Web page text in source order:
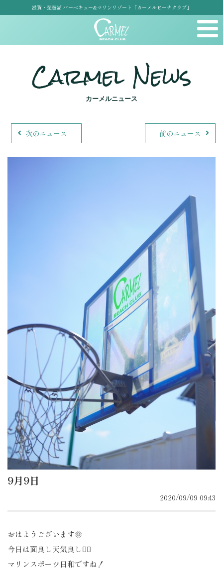
滋賀・琵琶湖 バーベキュー&マリンリゾート「カーメルビーチクラブ」
Carmel News
カーメルニュース
次のニュース 前のニュース
9月9日
2020/09/09 09:43
おはようございます🌞
今日は面良し天気良し👍🏽
マリンスポーツ日和ですね！